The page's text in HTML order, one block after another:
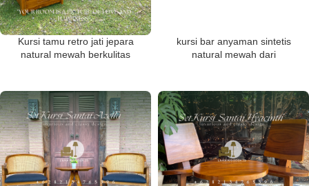
Kursi tamu retro jati jepara
natural mewah berkulitas
kursi bar anyaman sintetis
natural mewah dari